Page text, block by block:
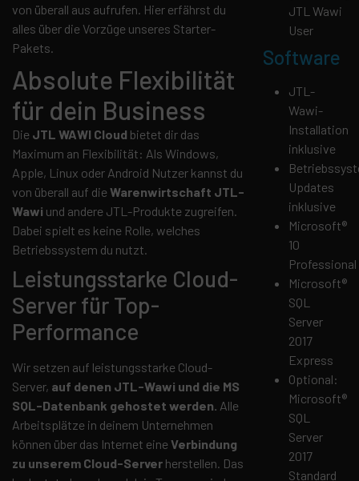
von überall aus aufrufen. Hier erfährst du
alles über die Vorzüge unseres Starter-
Pakets.
Absolute Flexibilität
für dein Business
Die JTL WAWI Cloud bietet dir das
Maximum an Flexibilität: Als Windows,
Apple, Linux oder Android Nutzer kannst du
von überall auf die Warenwirtschaft JTL-
Wawi und andere JTL-Produkte zugreifen.
Dabei spielt es keine Rolle, welches
Betriebssystem du nutzt.
Leistungsstarke Cloud-
Server für Top-
Performance
Wir setzen auf leistungsstarke Cloud-
Server, auf denen JTL-Wawi und die MS
SQL-Datenbank gehostet werden. Alle
Arbeitsplätze in deinem Unternehmen
können über das Internet eine Verbindung
zu unserem Cloud-Server herstellen. Das
JTL Wawi
User
Software
JTL-
Wawi-
Installation
inklusive
Updates
inklusive
Microsoft®
10
Professional
Microsoft®
SQL
Server
2017
Express
Optional:
Microsoft®
SQL
Server
2017
Standard